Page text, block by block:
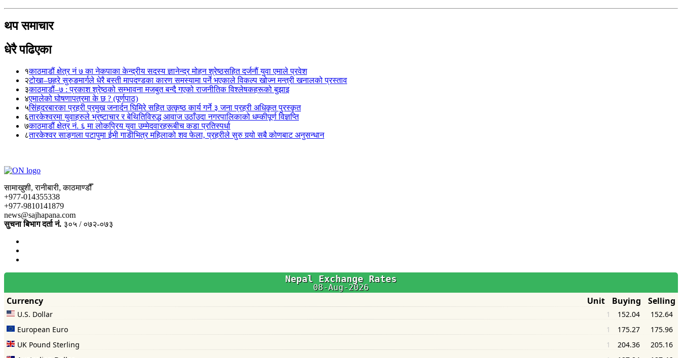
थप समाचार
धेरै पढिएका
१काठमाडौं क्षेत्र नं ७ का नेकपाका केन्द्रीय सदस्य ज्ञानेन्द्र मोहन श्रेष्ठसहित दर्जनौं युवा एमाले प्रवेश
२टोखा–छहरे सुरुङमार्गले धेरै बस्ती मापदण्डका कारण समस्यामा पर्ने भएकाले विकल्प खोज्न मन्त्री खनालको प्रस्ताव
३काठमाडौं–७ : प्रकाश श्रेष्ठको सम्भावना मजबुत बन्दै गएको राजनीतिक विश्लेषकहरूको बुझाइ
४एमालेको घोषणापत्रमा के छ ? (पूर्णपाठ)
५सिंहदरबारका प्रहरी प्रमुख जनार्दन घिमिरे सहित उत्कृष्ठ कार्य गर्ने ३ जना प्रहरी अधिकृत पुरस्कृत
६तारकेश्वरमा युवाहरुले भ्रष्टाचार र बेथितिविरुद्ध आवाज उठाँउदा नगरपालिकाको धम्कीपूर्ण विज्ञप्ति
७काठमाडौं क्षेत्र नं. ६ मा लोकप्रिय युवा उम्मेदवारहरूबीच कडा प्रतिस्पर्धा
८तारकेश्वर साङ्गला पटापुमा ईभी गाडीभित्र महिलाको शव फेला, प्रहरीले सुरु गर्‍यो सबै कोणबाट अनुसन्धान
सामाखुशी, रानीबारी, काठमाण्डौँ
+977-014355338
+977-9810141879
news@sajhapana.com
सुचना बिभाग दर्ता नं. ३०५ / ०७२-०७३